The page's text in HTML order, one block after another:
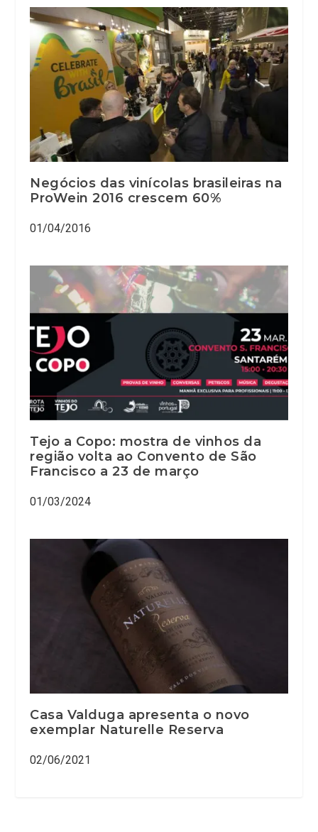
Negócios das vinícolas brasileiras na
ProWein 2016 crescem 60%
01/04/2016
Tejo a Copo: mostra de vinhos da
região volta ao Convento de São
Francisco a 23 de março
01/03/2024
Casa Valduga apresenta o novo
exemplar Naturelle Reserva
02/06/2021